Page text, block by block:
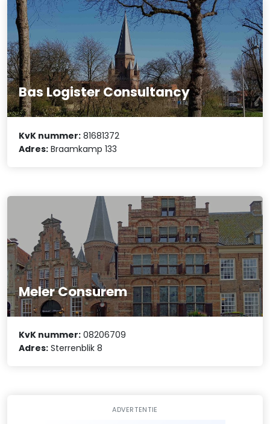
Bas Logister Consultancy
KvK nummer: 81681372
Adres: Braamkamp 133
Meler Consurem
KvK nummer: 08206709
Adres: Sterrenblik 8
ADVERTENTIE